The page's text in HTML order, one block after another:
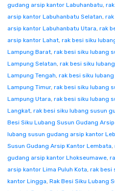
gudang arsip kantor Labuhanbatu,
arsip kantor Labuhanbatu Selatan,
arsip kantor Labuhanbatu Utara, rak
arsip kantor Lahat, rak besi siku
Lampung Barat, rak besi siku lubang
Lampung Selatan, rak besi siku
Lampung Tengah, rak besi siku
Lampung Timur, rak besi siku lubang
Lampung Utara, rak besi siku lubang
Langkat, rak besi siku lubang susun
Besi Siku Lubang Susun Gudang
lubang susun gudang arsip kantor
Susun Gudang Arsip Kantor Lembata,
gudang arsip kantor Lhokseumawe,
arsip kantor Lima Puluh Kota, rak besi
kantor Lingga, Rak Besi Siku Lubang